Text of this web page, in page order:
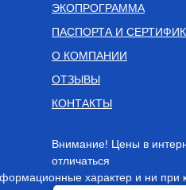
ПАСПОРТА И
Внимание! Цены в
отличаться
ЭКОПРОГРАММА
характер и ни при
О КОМПАНИИ
КОНТАКТЫ
ОТЗЫВЫ